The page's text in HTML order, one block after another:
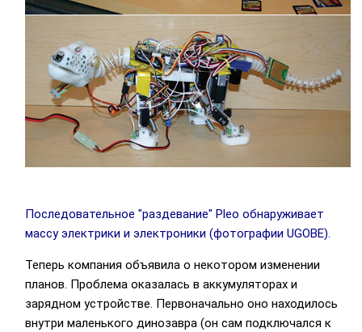
Последовательное "раздевание" Pleo обнаруживает
массу электрики и электроники (фотографии UGOBE).
Теперь компания объявила о некотором изменении
планов. Проблема оказалась в аккумуляторах и
зарядном устройстве. Первоначально оно находилось
внутри маленького динозавра (он сам подключался к